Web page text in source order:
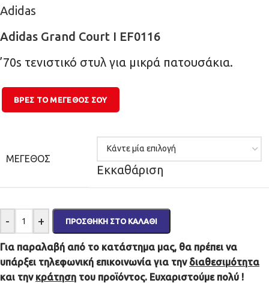
Adidas
Adidas Grand Court I EF0116
’70s τενιστικό στυλ για μικρά πατουσάκια.
ΒΡΕΣ ΤΟ ΜΕΓΕΘΌΣ ΣΟΥ
ΜΈΓΕΘΟΣ
Εκκαθάριση
- + ΠΡΟΣΘΉΚΗ ΣΤΟ ΚΑΛΆΘΙ
Για παραλαβή από το κατάστημα μας, θα πρέπει να
υπάρξει τηλεφωνική επικοινωνία για την διαθεσιμότητα
και την κράτηση του προϊόντος. Ευχαριστούμε πολύ !